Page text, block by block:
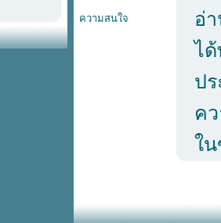
ความสนใจ
อ่
ไ
ป
ค
ใ